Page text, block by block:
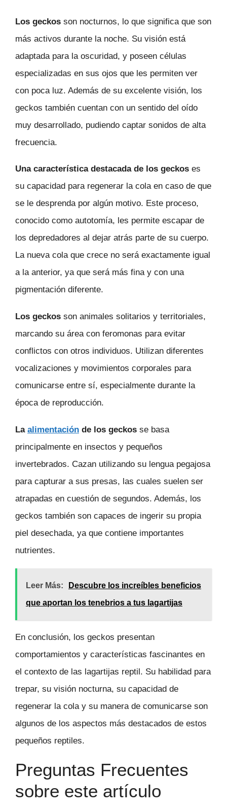
Los geckos son nocturnos, lo que significa que son
más activos durante la noche. Su visión está
adaptada para la oscuridad, y poseen células
especializadas en sus ojos que les permiten ver
con poca luz. Además de su excelente visión, los
geckos también cuentan con un sentido del oído
muy desarrollado, pudiendo captar sonidos de alta
frecuencia.
Una característica destacada de los geckos es
su capacidad para regenerar la cola en caso de que
se le desprenda por algún motivo. Este proceso,
conocido como autotomía, les permite escapar de
los depredadores al dejar atrás parte de su cuerpo.
La nueva cola que crece no será exactamente igual
a la anterior, ya que será más fina y con una
pigmentación diferente.
Los geckos son animales solitarios y territoriales,
marcando su área con feromonas para evitar
conflictos con otros individuos. Utilizan diferentes
vocalizaciones y movimientos corporales para
comunicarse entre sí, especialmente durante la
época de reproducción.
La alimentación de los geckos se basa
principalmente en insectos y pequeños
invertebrados. Cazan utilizando su lengua pegajosa
para capturar a sus presas, las cuales suelen ser
atrapadas en cuestión de segundos. Además, los
geckos también son capaces de ingerir su propia
piel desechada, ya que contiene importantes
nutrientes.
Leer Más:
Descubre los increíbles beneficios
que aportan los tenebrios a tus lagartijas
En conclusión, los geckos presentan
comportamientos y características fascinantes en
el contexto de las lagartijas reptil. Su habilidad para
trepar, su visión nocturna, su capacidad de
regenerar la cola y su manera de comunicarse son
algunos de los aspectos más destacados de estos
pequeños reptiles.
Preguntas Frecuentes
sobre este artículo